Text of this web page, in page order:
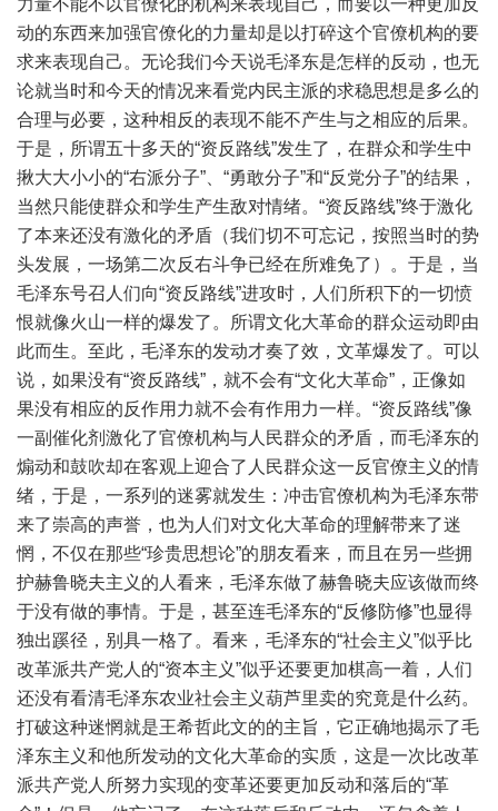
力量不能不以官僚化的机构来表现自己，而要以一种更加反
动的东西来加强官僚化的力量却是以打碎这个官僚机构的要
求来表现自己。无论我们今天说毛泽东是怎样的反动，也无
论就当时和今天的情况来看党内民主派的求稳思想是多么的
合理与必要，这种相反的表现不能不产生与之相应的后果。
于是，所谓五十多天的“资反路线”发生了，在群众和学生中
揪大大小小的“右派分子”、“勇敢分子”和“反党分子”的结果，
当然只能使群众和学生产生敌对情绪。“资反路线”终于激化
了本来还没有激化的矛盾（我们切不可忘记，按照当时的势
头发展，一场第二次反右斗争已经在所难免了）。于是，当
毛泽东号召人们向“资反路线”进攻时，人们所积下的一切愤
恨就像火山一样的爆发了。所谓文化大革命的群众运动即由
此而生。至此，毛泽东的发动才奏了效，文革爆发了。可以
说，如果没有“资反路线”，就不会有“文化大革命”，正像如
果没有相应的反作用力就不会有作用力一样。“资反路线”像
一副催化剂激化了官僚机构与人民群众的矛盾，而毛泽东的
煽动和鼓吹却在客观上迎合了人民群众这一反官僚主义的情
绪，于是，一系列的迷雾就发生：冲击官僚机构为毛泽东带
来了崇高的声誉，也为人们对文化大革命的理解带来了迷
惘，不仅在那些“珍贵思想论”的朋友看来，而且在另一些拥
护赫鲁晓夫主义的人看来，毛泽东做了赫鲁晓夫应该做而终
于没有做的事情。于是，甚至连毛泽东的“反修防修”也显得
独出蹊径，别具一格了。看来，毛泽东的“社会主义”似乎比
改革派共产党人的“资本主义”似乎还要更加棋高一着，人们
还没有看清毛泽东农业社会主义葫芦里卖的究竟是什么药。
打破这种迷惘就是王希哲此文的的主旨，它正确地揭示了毛
泽东主义和他所发动的文化大革命的实质，这是一次比改革
派共产党人所努力实现的变革还要更加反动和落后的“革